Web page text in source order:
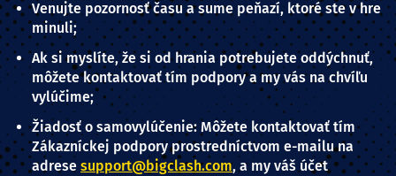
Venujte pozornosť času a sume peňazí, ktoré ste v hre
minuli;
Ak si myslíte, že si od hrania potrebujete oddýchnuť,
môžete kontaktovať tím podpory a my vás na chvíľu
vylúčime;
Žiadosť o samovylúčenie: Môžete kontaktovať tím
Zákazníckej podpory prostredníctvom e-mailu na
adrese support@bigclash.com, a my váš účet